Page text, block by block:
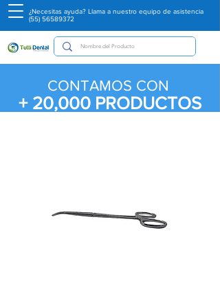
¿Necesitas ayuda? Llama a nuestro equipo de asistencia
(55) 56589372
CONTAMOS CON
+ 20,000 PRODUCTOS